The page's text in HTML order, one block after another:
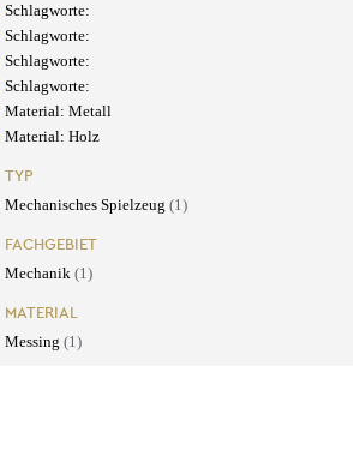
Schlagworte:
Schlagworte:
Schlagworte:
Schlagworte:
Material: Metall
Material: Holz
TYP
Mechanisches Spielzeug (1)
FACHGEBIET
Mechanik (1)
MATERIAL
Messing (1)